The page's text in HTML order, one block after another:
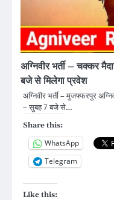
अग्निवीर भर्ती – चक्कर
बजे से मिलेगा प्रवेश
अग्निवीर भर्ती – मुजफ्फरपुर
– सुबह 7 बजे से…
Share this:
WhatsApp
Telegram
Like this: